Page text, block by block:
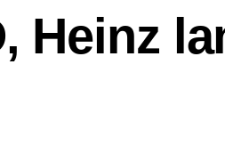
Heinz